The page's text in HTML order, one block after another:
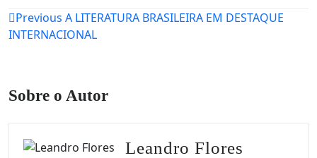
Navegação
de
Previous A LITERATURA BRASILEIRA EM DESTAQUE
INTERNACIONAL
Sobre o Autor
Leandro Flores